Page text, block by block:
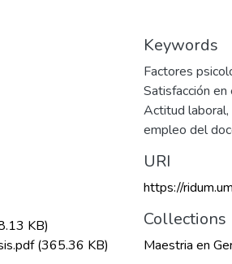
KB)
(365.36 KB)
Keywords
Factores
Satisfacción
Actitud laboral,
empleo del
URI
https://
Collections
Maestria en